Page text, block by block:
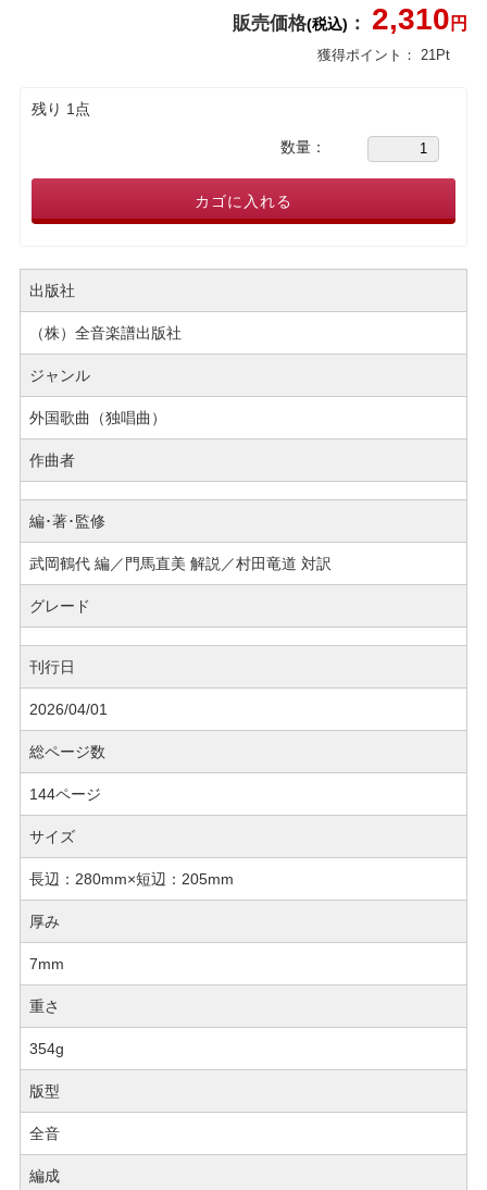
販売価格(税込) ： 2,310 円
獲得ポイント： 21 Pt
残り 1点
数量：
カゴに入れる
出版社
（株）全音楽譜出版社
ジャンル
外国歌曲（独唱曲）
作曲者
編･著･監修
武岡鶴代 編／門馬直美 解説／村田竜道 対訳
グレード
刊行日
2026/04/01
総ページ数
144ページ
サイズ
長辺：280mm×短辺：205mm
厚み
7mm
重さ
354g
版型
全音
編成